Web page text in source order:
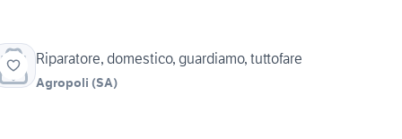
Riparatore, domestico, guardiamo, tuttofare
Agropoli (SA)